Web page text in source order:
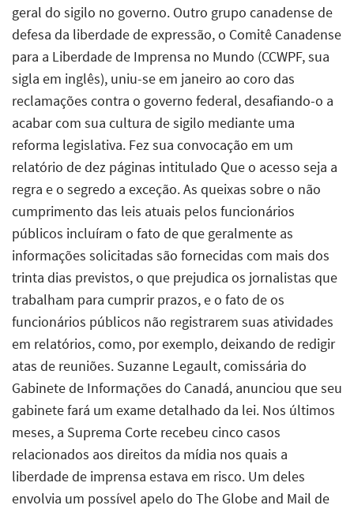
geral do sigilo no governo. Outro grupo canadense de
defesa da liberdade de expressão, o Comitê Canadense
para a Liberdade de Imprensa no Mundo (CCWPF, sua
sigla em inglês), uniu-se em janeiro ao coro das
reclamações contra o governo federal, desafiando-o a
acabar com sua cultura de sigilo mediante uma
reforma legislativa. Fez sua convocação em um
relatório de dez páginas intitulado Que o acesso seja a
regra e o segredo a exceção. As queixas sobre o não
cumprimento das leis atuais pelos funcionários
públicos incluíram o fato de que geralmente as
informações solicitadas são fornecidas com mais dos
trinta dias previstos, o que prejudica os jornalistas que
trabalham para cumprir prazos, e o fato de os
funcionários públicos não registrarem suas atividades
em relatórios, como, por exemplo, deixando de redigir
atas de reuniões. Suzanne Legault, comissária do
Gabinete de Informações do Canadá, anunciou que seu
gabinete fará um exame detalhado da lei. Nos últimos
meses, a Suprema Corte recebeu cinco casos
relacionados aos direitos da mídia nos quais a
liberdade de imprensa estava em risco. Um deles
envolvia um possível apelo do The Globe and Mail de